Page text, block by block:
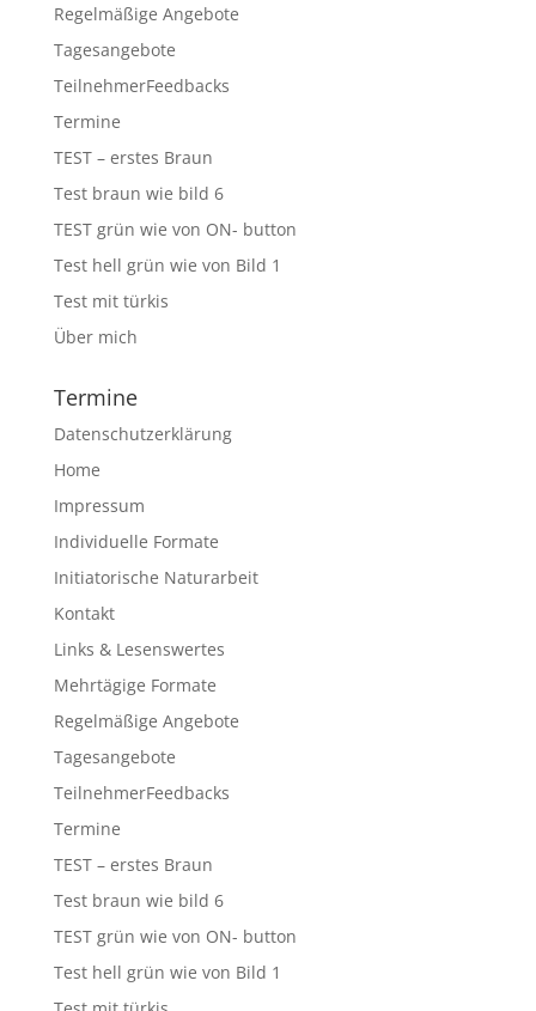
Regelmäßige Angebote
Tagesangebote
TeilnehmerFeedbacks
Termine
TEST – erstes Braun
Test braun wie bild 6
TEST grün wie von ON- button
Test hell grün wie von Bild 1
Test mit türkis
Über mich
Termine
Datenschutzerklärung
Home
Impressum
Individuelle Formate
Initiatorische Naturarbeit
Kontakt
Links & Lesenswertes
Mehrtägige Formate
Regelmäßige Angebote
Tagesangebote
TeilnehmerFeedbacks
Termine
TEST – erstes Braun
Test braun wie bild 6
TEST grün wie von ON- button
Test hell grün wie von Bild 1